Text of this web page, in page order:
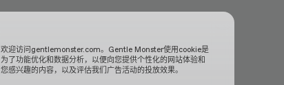
欢迎访问gentlemonster.com。Gentle Monster使用cookie是
为了功能优化和数据分析，以便向您提供个性化的网站体验和
您感兴趣的内容，以及评估我们广告活动的投放效果。